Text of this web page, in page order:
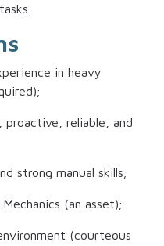
in heavy
reliable, and
strong manual skills;
(an asset);
(courteous